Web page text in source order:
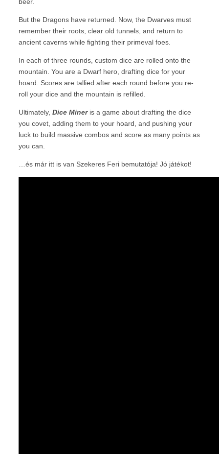
But the Dragons have returned. Now, the Dwarves must
remember their roots, clear old tunnels, and return to
ancient caverns while fighting their primeval foes.
In each of three rounds, custom dice are rolled onto the
mountain. You are a Dwarf hero, drafting dice for your
hoard. Scores are tallied after each round before you re-
roll your dice and the mountain is refilled.
Ultimately, Dice Mineris a game about drafting the dice
you covet, adding them to your hoard, and pushing your
luck to build massive combos and score as many points as
you can.
…és már itt is van Szekeres Feri bemutatója! Jó játékot!